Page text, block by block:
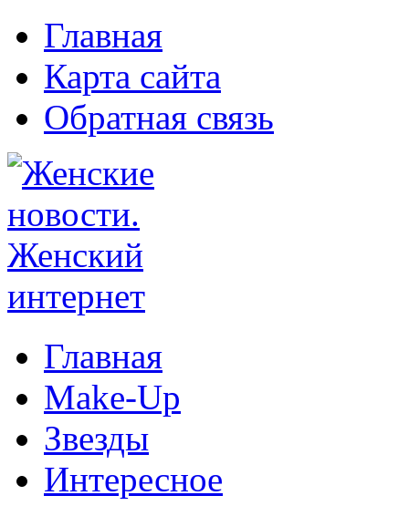
Главная
Карта сайта
Обратная связь
Главная
Make-Up
Звезды
Интересное